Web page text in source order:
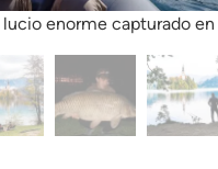
lucio enorme capturado